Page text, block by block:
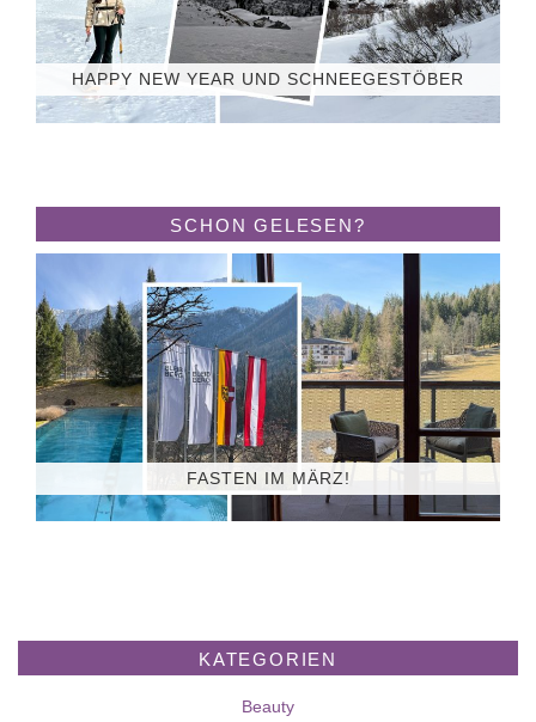
HAPPY NEW YEAR UND SCHNEEGESTÖBER
SCHON GELESEN?
FASTEN IM MÄRZ!
KATEGORIEN
Beauty